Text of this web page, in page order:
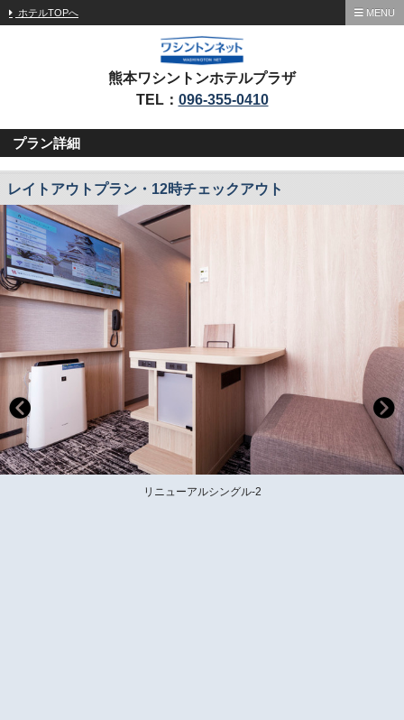
ホテルTOPへ MENU
熊本ワシントンホテルプラザ
TEL： 096-355-0410
プラン詳細
レイトアウトプラン・12時チェックアウト
リニューアルシングル-2